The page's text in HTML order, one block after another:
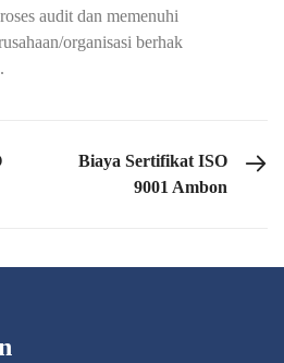
audit dan memenuhi
organisasi berhak
NEXT POST
Biaya Sertifikat ISO
9001 Ambon